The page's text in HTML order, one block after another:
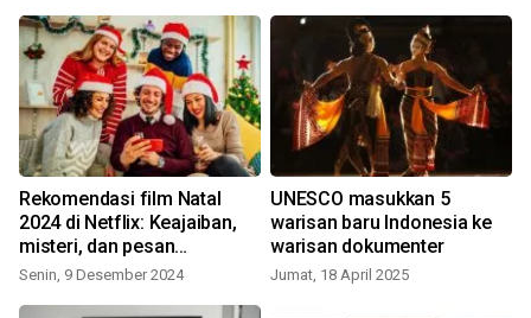
Rekomendasi film Natal
2024 di Netflix: Keajaiban,
misteri, dan pesan
mendalam mulai dari Mary
Senin, 9 Desember 2024
UNESCO masukkan 5
warisan baru Indonesia ke
warisan dokumenter
Jumat, 18 April 2025